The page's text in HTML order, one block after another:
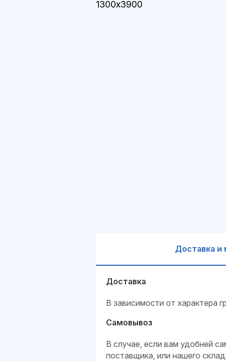
Доставка
Доставка
В зависимости от характера
Самовывоз
В случае, если вам удобней
поставщика, или нашего